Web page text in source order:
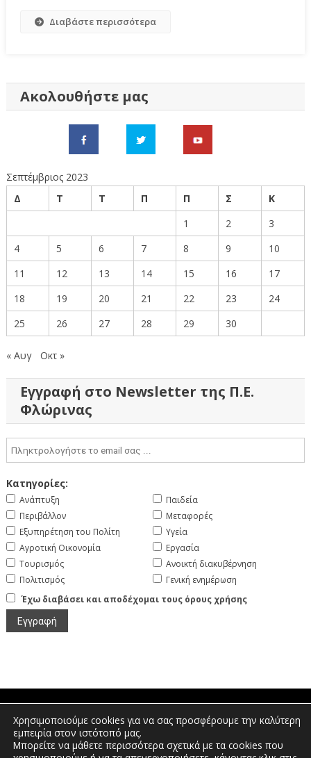
Διαβάστε περισσότερα
Ακολουθήστε μας
Σεπτέμβριος 2023
Δ
Τ Τ Π Π Σ
Κ
1
2
3
4
5 6 7 8 9
10
11
12 13 14 15 16
17
18
19 20 21 22 23
24
25
26 27 28 29 30
« Αυγ Οκτ »
Εγγραφή στο Newsletter της Π.Ε.
Φλώρινας
Κατηγορίες:
Ανάπτυξη
Περιβάλλον
Εξυπηρέτηση του Πολίτη
Αγροτική Οικονομία
Τουρισμός
Πολιτισμός
Παιδεία
Μεταφορές
Υγεία
Εργασία
Ανοικτή διακυβέρνηση
Γενική ενημέρωση
Έχω διαβάσει και αποδέχομαι τους όρους χρήσης
Πτολεμαίων 1, Διοικητήριο Φλώρινας |
Τηλέφωνο: 2385350400 | Email:
Χρησιμοποιούμε cookies για να σας προσφέρουμε την καλύτερη
εμπειρία στον ιστότοπό μας.
Μπορείτε να μάθετε περισσότερα σχετικά με τα cookies που